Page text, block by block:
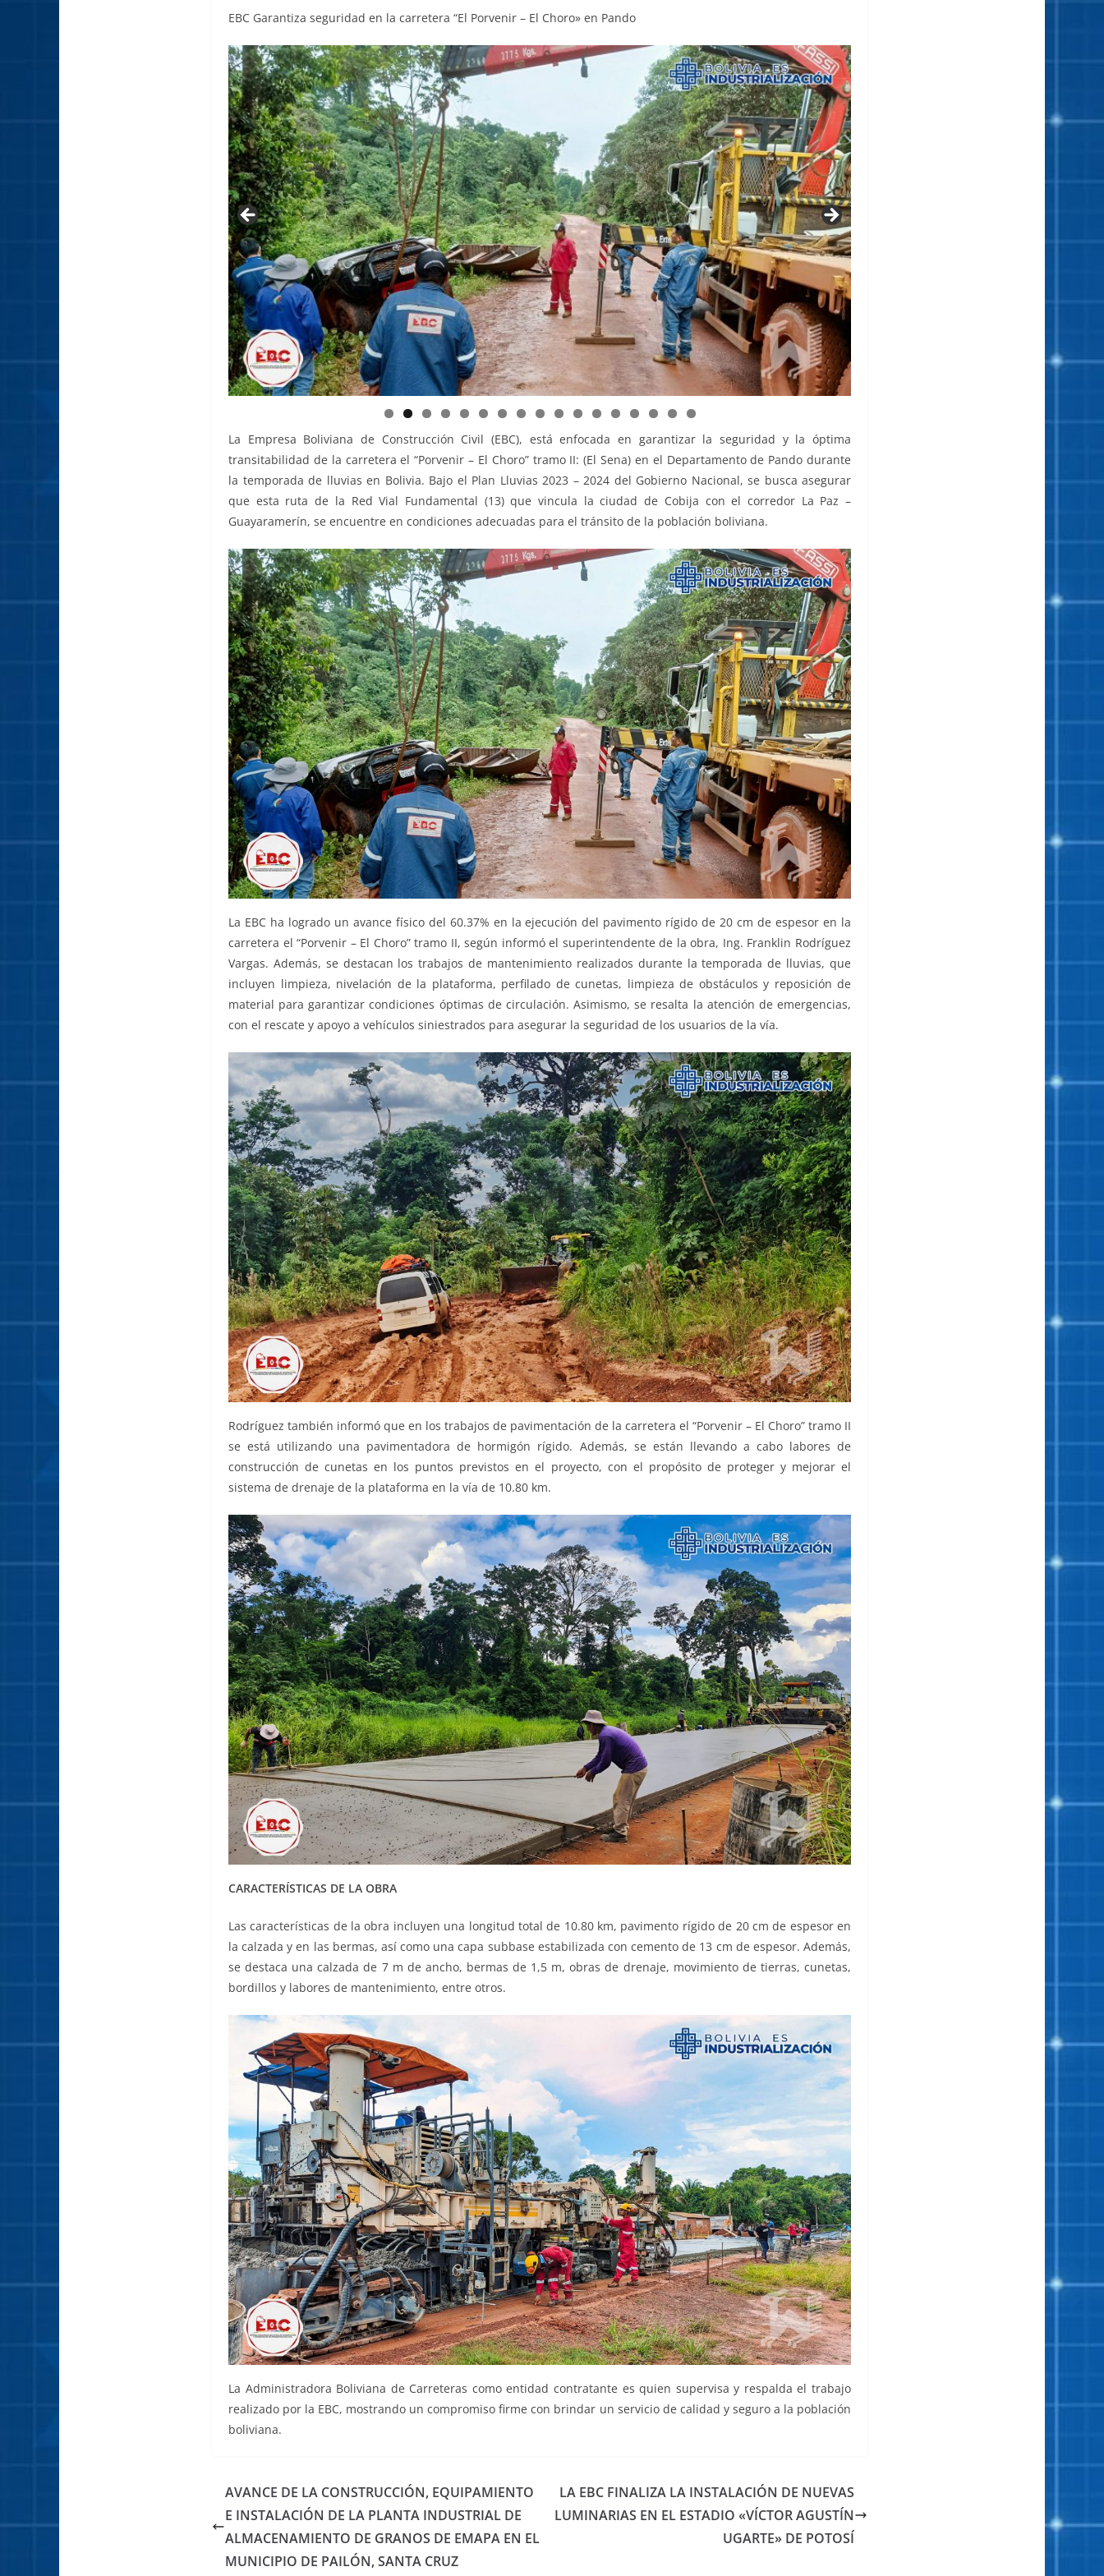
EBC Garantiza seguridad en la carretera “El Porvenir – El Choro» en Pando
0 1 2 3 4 5 6 7
La Empresa Boliviana de Construcción Civil (EBC), está enfocada en garantizar la seguridad y la óptima
transitabilidad de la carretera el “Porvenir – El Choro” tramo II: (El Sena) en el Departamento de Pando durante
la temporada de lluvias en Bolivia. Bajo el Plan Lluvias 2023 – 2024 del Gobierno Nacional, se busca asegurar
que esta ruta de la Red Vial Fundamental (13) que vincula la ciudad de Cobija con el corredor La Paz –
Guayaramerín, se encuentre en condiciones adecuadas para el tránsito de la población boliviana.
La EBC ha logrado un avance físico del 60.37% en la ejecución del pavimento rígido de 20 cm de espesor en la
carretera el “Porvenir – El Choro” tramo II, según informó el superintendente de la obra, Ing. Franklin Rodríguez
Vargas. Además, se destacan los trabajos de mantenimiento realizados durante la temporada de lluvias, que
incluyen limpieza, nivelación de la plataforma, perfilado de cunetas, limpieza de obstáculos y reposición de
material para garantizar condiciones óptimas de circulación. Asimismo, se resalta la atención de emergencias,
con el rescate y apoyo a vehículos siniestrados para asegurar la seguridad de los usuarios de la vía.
Rodríguez también informó que en los trabajos de pavimentación de la carretera el “Porvenir – El Choro” tramo II
se está utilizando una pavimentadora de hormigón rígido. Además, se están llevando a cabo labores de
construcción de cunetas en los puntos previstos en el proyecto, con el propósito de proteger y mejorar el
sistema de drenaje de la plataforma en la vía de 10.80 km.
CARACTERÍSTICAS DE LA OBRA
Las características de la obra incluyen una longitud total de 10.80 km, pavimento rígido de 20 cm de espesor en
la calzada y en las bermas, así como una capa subbase estabilizada con cemento de 13 cm de espesor. Además,
se destaca una calzada de 7 m de ancho, bermas de 1,5 m, obras de drenaje, movimiento de tierras, cunetas,
bordillos y labores de mantenimiento, entre otros.
La Administradora Boliviana de Carreteras como entidad contratante es quien supervisa y respalda el trabajo
realizado por la EBC, mostrando un compromiso firme con brindar un servicio de calidad y seguro a la población
boliviana.
AVANCE DE LA CONSTRUCCIÓN, EQUIPAMIENTO
E INSTALACIÓN DE LA PLANTA INDUSTRIAL DE
ALMACENAMIENTO DE GRANOS DE EMAPA EN EL
MUNICIPIO DE PAILÓN, SANTA CRUZ
LA EBC FINALIZA LA INSTALACIÓN DE NUEVAS
LUMINARIAS EN EL ESTADIO «VÍCTOR AGUSTÍN
UGARTE» DE POTOSÍ